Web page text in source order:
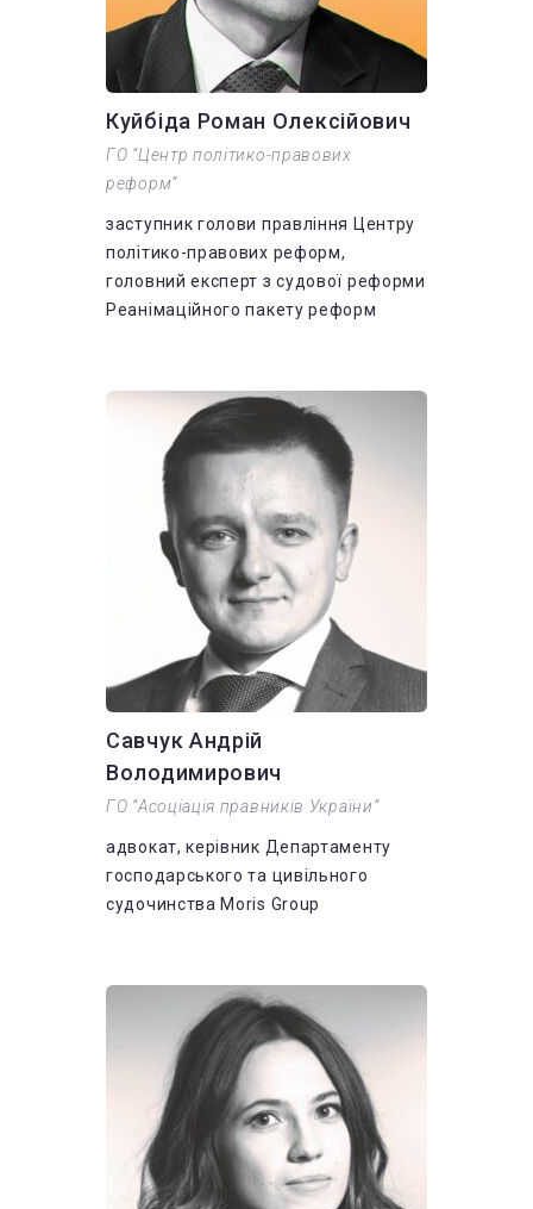
Куйбіда Роман Олексійович
ГО “Центр політико-правових
реформ”
заступник голови правління Центру
політико-правових реформ,
головний експерт з судової реформи
Реанімаційного пакету реформ
Савчук Андрій
Володимирович
ГО “Асоціація правників України”
адвокат, керівник Департаменту
господарського та цивільного
судочинства Moris Group